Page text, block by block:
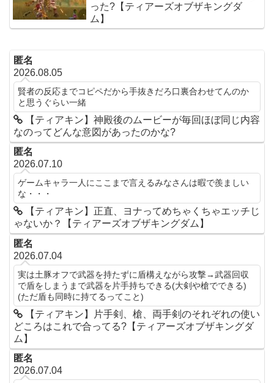
った?【ティアーズオブザキングダ
ム】
匿名
2026.08.05
賢者の反応までコピペだから手抜きだろ口裏合わせてんのか
と思うぐらい一緒
【ティアキン】神殿後のムービーが毎回ほぼ同じ内容
なのってどんな意図があったのかな?
匿名
2026.07.10
ゲームキャラ一人にここまで言えるみなさんは暇で羨ましい
な・・・
【ティアキン】正直、ヨナってめちゃくちゃエッチじ
ゃないか？【ティアーズオブザキングダム】
匿名
2026.07.04
実は土豚オフで武器を持たずに盾構えながら攻撃→武器回収
で盾をしまうまで武器を片手持ちできる(大剣や槍でできる)
(ただ盾も同時に持てるってこと)
【ティアキン】片手剣、槍、両手剣のそれぞれの使い
どころはこれで合ってる?【ティアーズオブザキングダ
ム】
匿名
2026.07.04